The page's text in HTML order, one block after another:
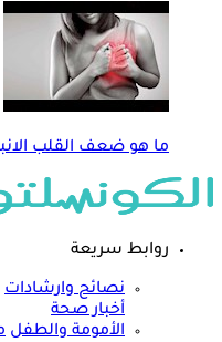
ما هو ضعف القلب
روابط سريعة
نصائح وارشادات
أخبار صحة
الأمومة والطفل